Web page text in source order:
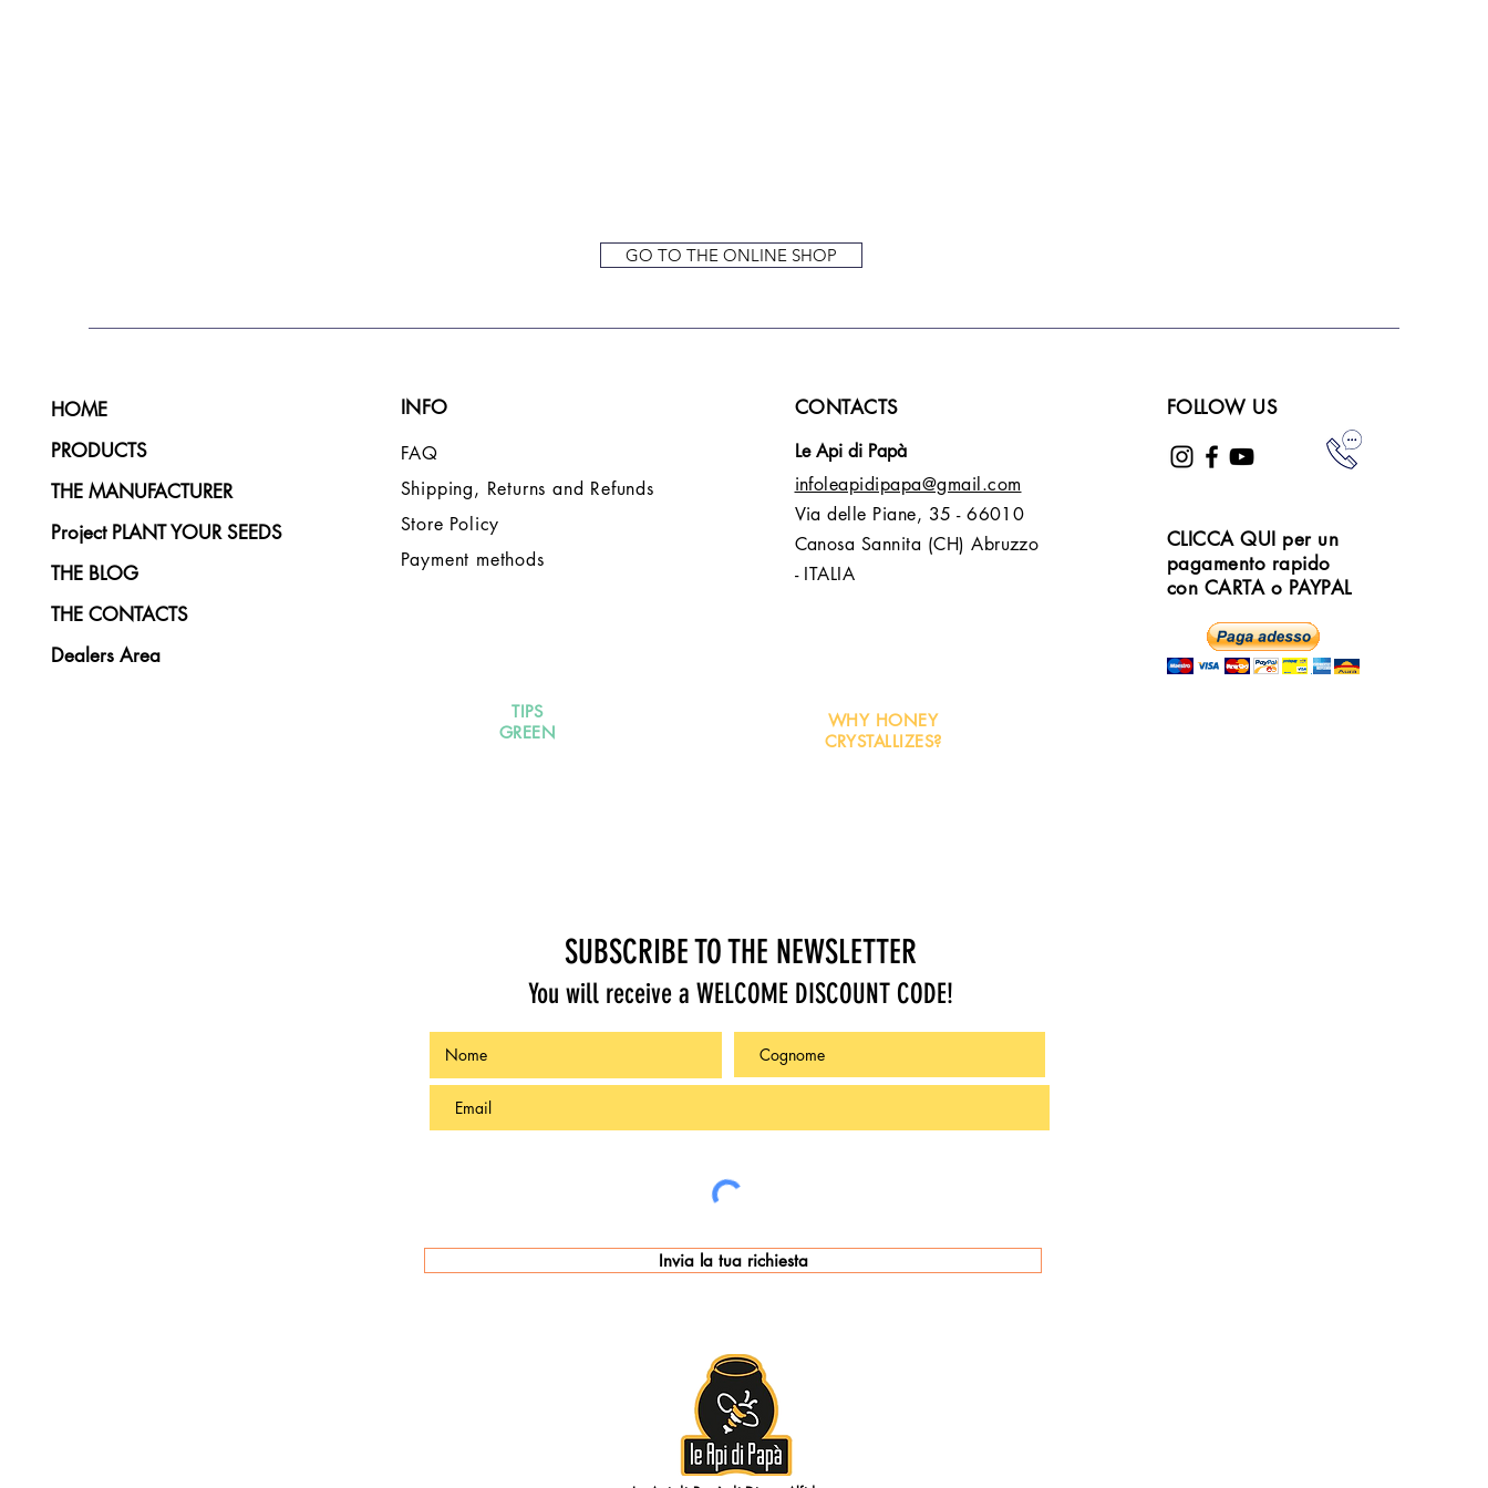
GO TO THE ONLINE SHOP
HOME
PRODUCTS
THE MANUFACTURER
Project PLANT YOUR SEEDS
THE BLOG
THE CONTACTS
Dealers Area
INFO
FAQ
Shipping, Returns and Refunds
Store Policy
Payment methods
TIPS
GREEN
CONTACTS
Le Api di Papà
infoleapidipapa@gmail.com
Via delle Piane, 35 - 66010
Canosa Sannita (CH) Abruzzo
- ITALIA
WHY HONEY
CRYSTALLIZES?
FOLLOW US
CLICCA QUI per un
pagamento rapido
con CARTA o PAYPAL
SUBSCRIBE TO THE NEWSLETTER
You will receive a WELCOME DISCOUNT CODE!
Invia la tua richiesta